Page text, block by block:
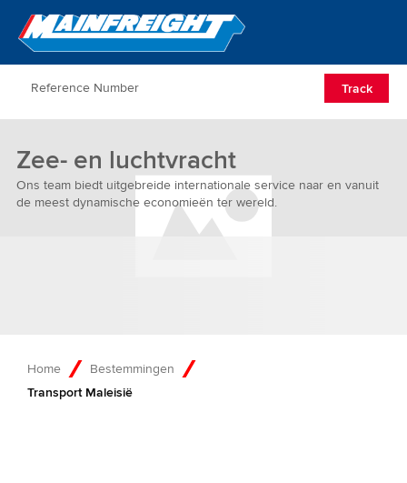
Go to Home
Track
Zee- en luchtvracht
Ons team biedt uitgebreide internationale service naar en vanuit
de meest dynamische economieën ter wereld.
Home
Bestemmingen
Transport Maleisië